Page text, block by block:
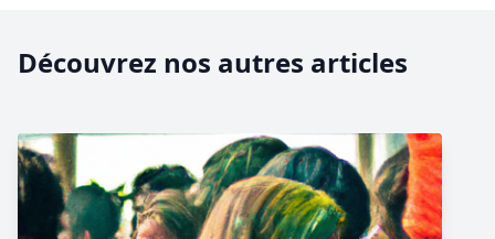
Découvrez nos autres articles